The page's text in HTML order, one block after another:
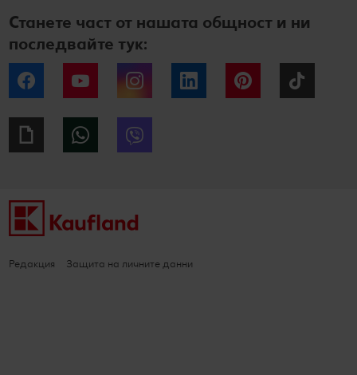
Станете част от нашата общност и ни
последвайте тук:
Facebook YouTube Instagram LinkedIn Pinterest
Giphy WhatsApp
Редакция Защита на личните данни